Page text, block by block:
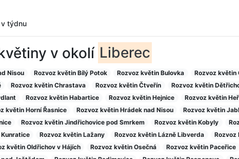
v týdnu
v okolí Liberec
Nisou Rozvoz květin Bílý Potok Rozvoz květin Bulovka Rozvoz květin
Rozvoz květin Chrastava Rozvoz květin Čtveřín Rozvoz květin
Rozvoz květin Habartice Rozvoz květin Hejnice Rozvoz květin
květin Horní Řasnice Rozvoz květin Hrádek nad Nisou Rozvoz květin
Rozvoz květin Jindřichovice pod Smrkem Rozvoz květin Kobyly
Rozvoz květin Lažany Rozvoz květin Lázně Libverda Rozvoz
květin Oldřichov v Hájích Rozvoz květin Osečná Rozvoz květin Paceřice